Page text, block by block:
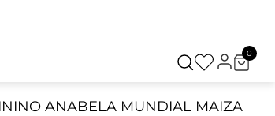
0
ANABELA MUNDIAL MAIZA